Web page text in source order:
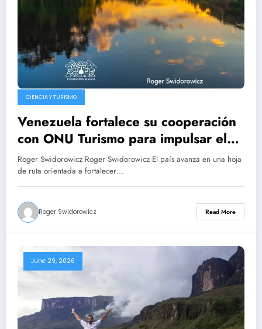
CIENCIA Y TURISMO
Venezuela fortalece su cooperación
con ONU Turismo para impulsar el
genial desarrollo sostenible del
sector
Roger Swidorowicz Roger Swidorowicz El país avanza en una hoja
de ruta orientada a fortalecer…
Roger Swidorowicz Read More
June 29, 2026